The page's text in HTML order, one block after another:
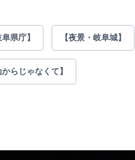
県庁】 【夜景・岐阜城】
からじゃなくて】